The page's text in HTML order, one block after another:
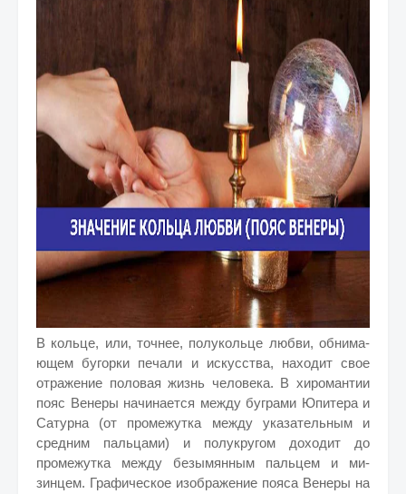
В кольце, или, точнее, полукольце любви, обнима­
ющем бугорки печали и искусства, находит свое
отражение половая жизнь человека. В хиромантии
пояс Венеры начинается между буграми Юпи­тера и
Сатурна (от промежутка между указатель­ным и
средним пальцами) и полукругом доходит до
промежутка между безымянным пальцем и ми­
зинцем. Графическое изображение пояса Венеры на